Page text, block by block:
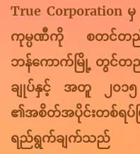
True Corporation
ကုမ္ပဏီကို စတင်တည်
ဘန်ကောက်မြို့ တွင်တည်
ချုပ်နှင့် အတူ ၂၀၁၅
၏အစိတ်အပိုင်းတစ်ရပ်ဖ
ရည်ရွက်ချက်သည်